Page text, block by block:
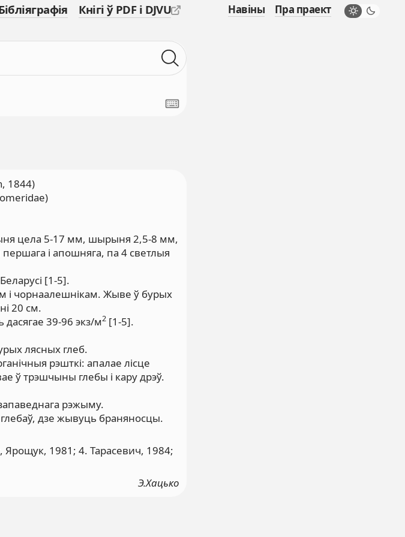
Кнігі ў PDF і DJVU Навіны Пра праект
1844)
цела 5-17 мм, шырыня 2,5-8 мм,
і апошняга, па 4 светлыя
[1-5].
і чорнаалешнікам. Жыве ў бурых
20 см.
дасягае 39-96 экз/м2 [1-5].
лясных глеб.
рэшткі: апалае лісце
ў трэшчыны глебы і кару дрэў.
рэжыму.
дзе жывуць браняносцы.
1981; 4. Тарасевич, 1984;
Э.Хацько